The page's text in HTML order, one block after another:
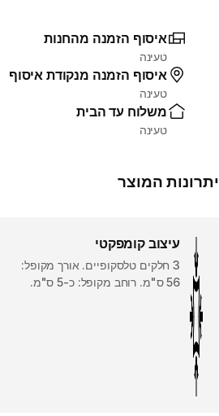
איסוף הזמנה מהחנות
טעינה
איסוף הזמנה מנקודת איסוף
טעינה
משלוח עד הבית
טעינה
יתרונות המוצר
עיצוב קומפקטי
3 חלקים טלסקופיים. אורך מקופל:
56 ס"מ. רוחב מקופל: כ-5 ס"מ.